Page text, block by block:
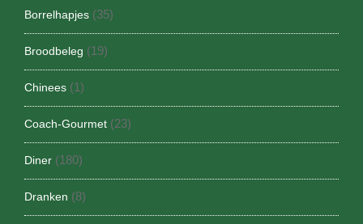
Borrelhapjes (35)
Broodbeleg (19)
Chinees (1)
Coach-Gourmet (23)
Diner (180)
Dranken (8)